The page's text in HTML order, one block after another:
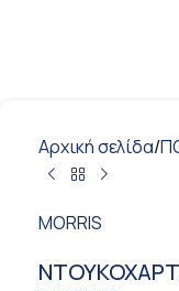
Αρχική σελίδα/
MORRIS